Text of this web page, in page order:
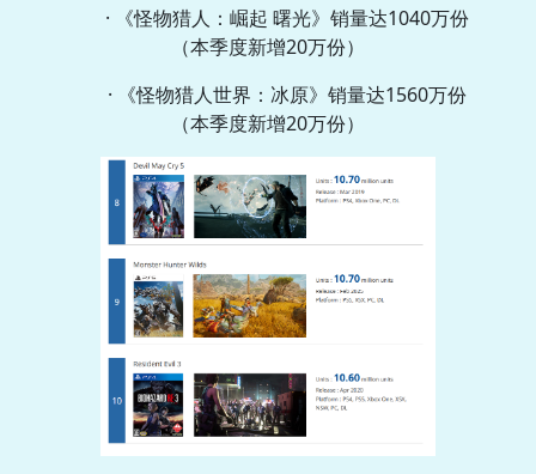
· 《怪物猎人：崛起 曙光》销量达1040万份
（本季度新增20万份）
· 《怪物猎人世界：冰原》销量达1560万份
（本季度新增20万份）